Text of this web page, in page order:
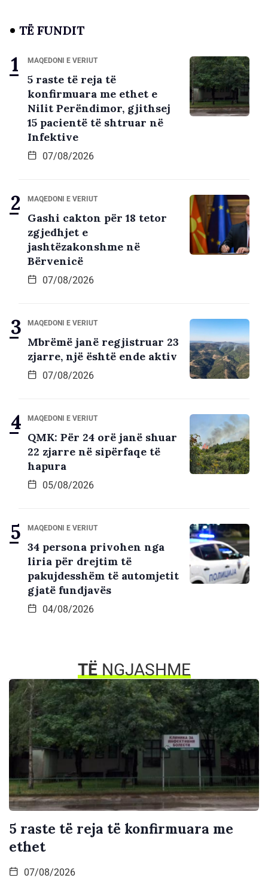
TË FUNDIT
MAQEDONI E VERIUT
5 raste të reja të
konfirmuara me ethet e
Nilit Perëndimor, gjithsej
15 pacientë të shtruar në
Infektive
07/08/2026
MAQEDONI E VERIUT
Gashi cakton për 18 tetor
zgjedhjet e
jashtëzakonshme në
Bërvenicë
07/08/2026
MAQEDONI E VERIUT
Mbrëmë janë regjistruar 23
zjarre, një është ende aktiv
07/08/2026
MAQEDONI E VERIUT
QMK: Për 24 orë janë shuar
22 zjarre në sipërfaqe të
hapura
05/08/2026
MAQEDONI E VERIUT
34 persona privohen nga
liria për drejtim të
pakujdesshëm të automjetit
gjatë fundjavës
04/08/2026
TËNGJASHME
5 raste të reja të konfirmuara me
ethet
07/08/2026